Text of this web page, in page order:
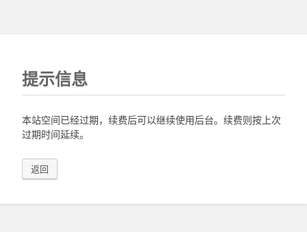
提示信息
本站空间已经过期，续费后可以继续使用后台。续费则按上次
过期时间延续。
返回